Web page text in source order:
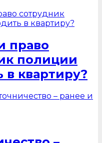
право
полиции
в квартиру?